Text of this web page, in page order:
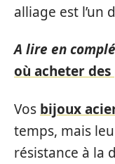
alliage est l’un
A lire en
où acheter
Vos bijoux
temps, mais
résistance à la